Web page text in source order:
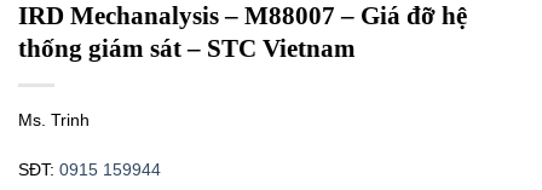
IRD Mechanalysis – M88007 – Giá đỡ hệ
thống giám sát – STC Vietnam
Ms. Trinh
SĐT: 0915 159944